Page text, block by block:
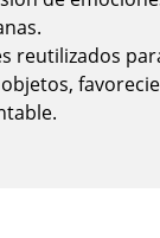
reutilizados